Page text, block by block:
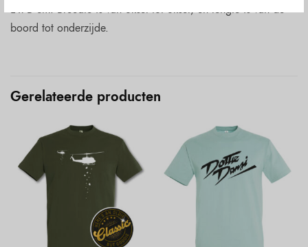
L x B cm. Breedte is van oksel tot oksel, en lengte is van de
boord tot onderzijde.
Gerelateerde producten